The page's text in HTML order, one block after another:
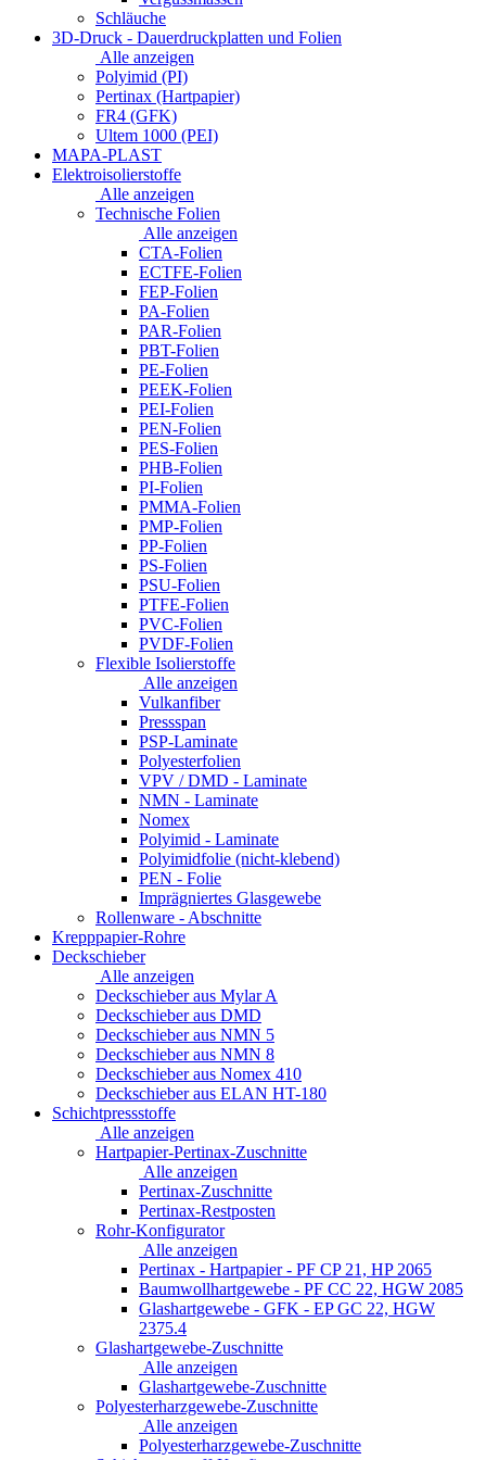
Schläuche
3D-Druck - Dauerdruckplatten und Folien
Alle anzeigen
Polyimid (PI)
Pertinax (Hartpapier)
FR4 (GFK)
Ultem 1000 (PEI)
MAPA-PLAST
Elektroisolierstoffe
Alle anzeigen
Technische Folien
Alle anzeigen
CTA-Folien
ECTFE-Folien
FEP-Folien
PA-Folien
PAR-Folien
PBT-Folien
PE-Folien
PEEK-Folien
PEI-Folien
PEN-Folien
PES-Folien
PHB-Folien
PI-Folien
PMMA-Folien
PMP-Folien
PP-Folien
PS-Folien
PSU-Folien
PTFE-Folien
PVC-Folien
PVDF-Folien
Flexible Isolierstoffe
Alle anzeigen
Vulkanfiber
Pressspan
PSP-Laminate
Polyesterfolien
VPV / DMD - Laminate
NMN - Laminate
Nomex
Polyimid - Laminate
Polyimidfolie (nicht-klebend)
PEN - Folie
Imprägniertes Glasgewebe
Rollenware - Abschnitte
Krepppapier-Rohre
Deckschieber
Alle anzeigen
Deckschieber aus Mylar A
Deckschieber aus DMD
Deckschieber aus NMN 5
Deckschieber aus NMN 8
Deckschieber aus Nomex 410
Deckschieber aus ELAN HT-180
Schichtpressstoffe
Alle anzeigen
Hartpapier-Pertinax-Zuschnitte
Alle anzeigen
Pertinax-Zuschnitte
Pertinax-Restposten
Rohr-Konfigurator
Alle anzeigen
Pertinax - Hartpapier - PF CP 21, HP 2065
Baumwollhartgewebe - PF CC 22, HGW 2085
Glashartgewebe - GFK - EP GC 22, HGW
2375.4
Glashartgewebe-Zuschnitte
Alle anzeigen
Glashartgewebe-Zuschnitte
Polyesterharzgewebe-Zuschnitte
Alle anzeigen
Polyesterharzgewebe-Zuschnitte